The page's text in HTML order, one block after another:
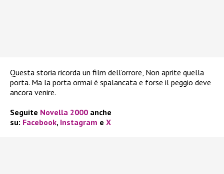
Questa storia ricorda un film dell’orrore, Non aprite quella
porta. Ma la porta ormai è spalancata e forse il peggio deve
ancora venire.
Seguite Novella 2000 anche
su: Facebook, Instagram e X